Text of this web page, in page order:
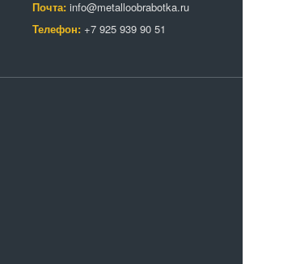
Почта: info@metalloobrabotka.ru
Телефон: +7 925 939 90 51